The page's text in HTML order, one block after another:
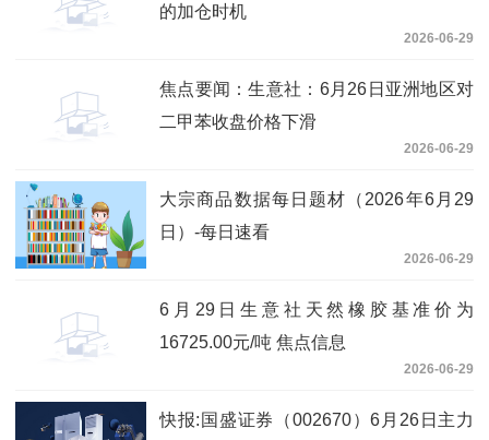
的加仓时机
2026-06-29
焦点要闻：生意社：6月26日亚洲地区对
二甲苯收盘价格下滑
2026-06-29
大宗商品数据每日题材（2026年6月29
日）​-每日速看
2026-06-29
6月29日生意社天然橡胶基准价为
16725.00元/吨 焦点信息
2026-06-29
快报:国盛证券（002670）6月26日主力